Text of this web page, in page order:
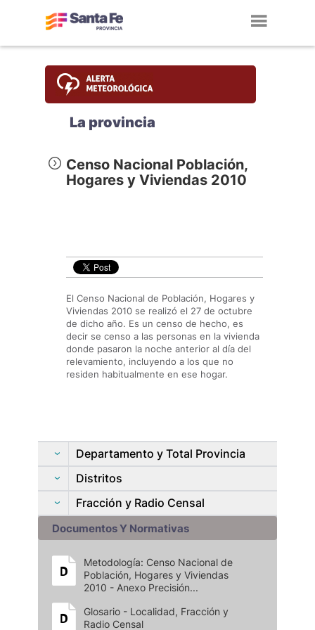
La provincia
Censo Nacional Población,
Hogares y Viviendas 2010
El Censo Nacional de Población, Hogares y
Viviendas 2010 se realizó el 27 de octubre
de dicho año. Es un censo de hecho, es
decir se censo a las personas en la vivienda
donde pasaron la noche anterior al día del
relevamiento, incluyendo a los que no
residen habitualmente en ese hogar.
Departamento y Total Provincia
Distritos
Fracción y Radio Censal
Documentos Y Normativas
Metodología: Censo Nacional de
Población, Hogares y Viviendas
2010 - Anexo Precisión...
Glosario - Localidad, Fracción y
Radio Censal